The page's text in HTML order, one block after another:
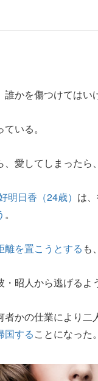
かを傷つけてはい
いる。
愛してしまったら
明日香（24歳） は
。
離を置こうとする も
・昭人から逃げるよ
かの仕業により二
国することになった。